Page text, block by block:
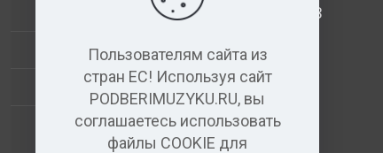
АНАЛИЗ МУЗЫКАЛЬНЫХ ТРЕКОВ
ВИДЕО+АУДИО
УСЛУГИ ЗВУКОЗАПИСИ
АУДИО РЕДАКТОР(бесплатный)
Пользователям сайта из
стран ЕС! Используя сайт
PODBERIMUZYKU.RU, вы
соглашаетесь использовать
файлы COOKIE для